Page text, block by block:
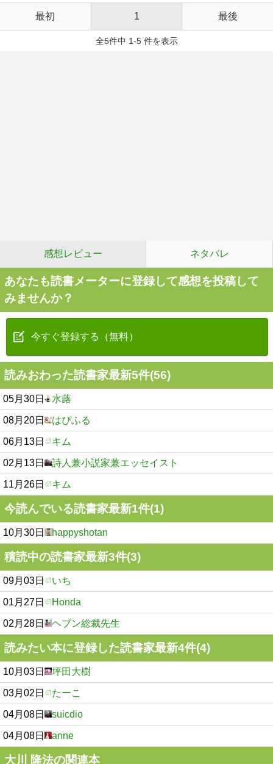
最初 1 最後
全5件中 1-5 件を表示
感想レビュー ネタバレ
あなたも読書メーターに登録して感想を投稿して
みませんか？
今すぐ登録する（無料）
読みおわった読書家最新5件(56)
05月30日 水蕗
08月20日 はぴふる
06月13日 キム
02月13日 詩人兼小説家兼エッセイスト
11月26日 キム
今読んでいる読書家最新1件(1)
10月30日 happyshotan
積読中の読書家最新3件(3)
09月03日 いち
01月27日 Honda
02月28日 ヘブン総裁先生
読みたい本に登録した読書家最新4件(4)
10月03日 坪田大樹
03月02日 たーこ
04月08日 suicdio
04月08日 anne
大川 隆法の関連本